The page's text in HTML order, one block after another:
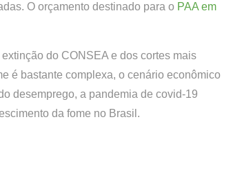
O orçamento destinado para o PAA em
do CONSEA e dos cortes mais
é bastante complexa, o cenário econômico
desemprego, a pandemia de covid-19
da fome no Brasil.